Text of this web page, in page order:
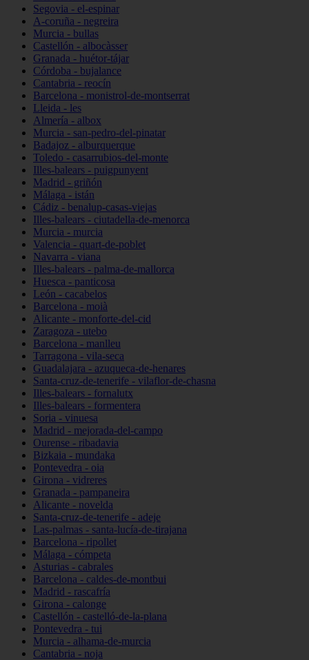
Segovia - el-espinar
A-coruña - negreira
Murcia - bullas
Castellón - albocàsser
Granada - huétor-tájar
Córdoba - bujalance
Cantabria - reocín
Barcelona - monistrol-de-montserrat
Lleida - les
Almería - albox
Murcia - san-pedro-del-pinatar
Badajoz - alburquerque
Toledo - casarrubios-del-monte
Illes-balears - puigpunyent
Madrid - griñón
Málaga - istán
Cádiz - benalup-casas-viejas
Illes-balears - ciutadella-de-menorca
Murcia - murcia
Valencia - quart-de-poblet
Navarra - viana
Illes-balears - palma-de-mallorca
Huesca - panticosa
León - cacabelos
Barcelona - moià
Alicante - monforte-del-cid
Zaragoza - utebo
Barcelona - manlleu
Tarragona - vila-seca
Guadalajara - azuqueca-de-henares
Santa-cruz-de-tenerife - vilaflor-de-chasna
Illes-balears - fornalutx
Illes-balears - formentera
Soria - vinuesa
Madrid - mejorada-del-campo
Ourense - ribadavia
Bizkaia - mundaka
Pontevedra - oia
Girona - vidreres
Granada - pampaneira
Alicante - novelda
Santa-cruz-de-tenerife - adeje
Las-palmas - santa-lucía-de-tirajana
Barcelona - ripollet
Málaga - cómpeta
Asturias - cabrales
Barcelona - caldes-de-montbui
Madrid - rascafría
Girona - calonge
Castellón - castelló-de-la-plana
Pontevedra - tui
Murcia - alhama-de-murcia
Cantabria - noja